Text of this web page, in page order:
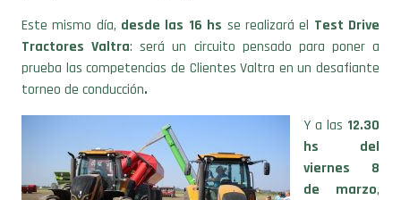
Este mismo día, desde las 16 hs se realizará el Test Drive
Tractores Valtra: será un circuito pensado para poner a
prueba las competencias de Clientes Valtra en un desafiante
torneo de conducción.
Y a las 12.30
hs del
viernes 8
de marzo,